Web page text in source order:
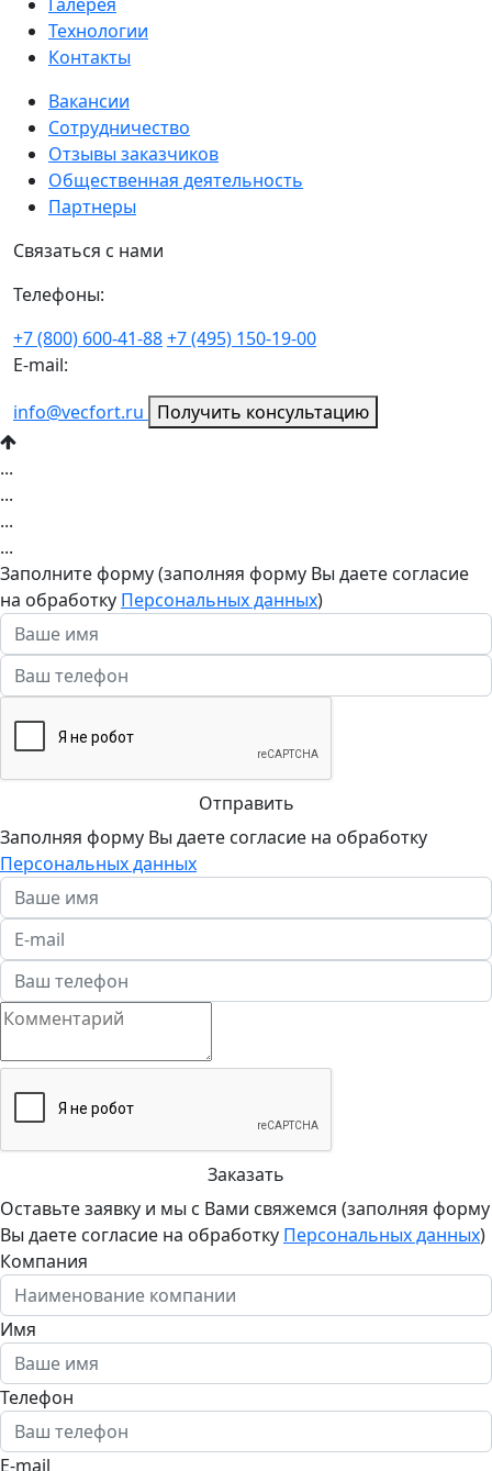
Технологии
Контакты
Вакансии
Сотрудничество
Отзывы заказчиков
Общественная деятельность
Партнеры
Связаться с нами
Телефоны:
+7 (800) 600-41-88+7 (495) 150-19-00
E-mail:
info@vecfort.ru
Получить консультацию
...
...
...
...
Заполните форму (заполняя форму Вы даете согласие
на обработку Персональных данных)
Отправить
Заполняя форму Вы даете согласие на обработку
Персональных данных
Заказать
Оставьте заявку и мы с Вами свяжемся (заполняя форму
Вы даете согласие на обработку Персональных данных)
Компания
Имя
Телефон
E-mail